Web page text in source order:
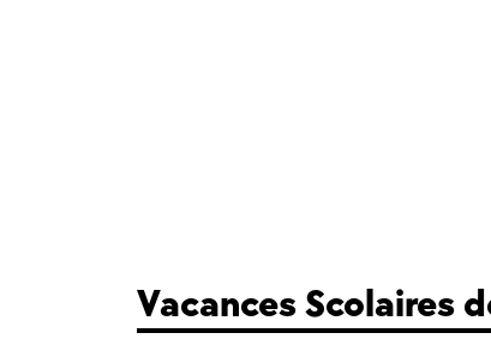
Vacances Scolaires